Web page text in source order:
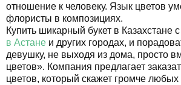
отношение к человеку. Язык цветов
флористы в композициях.
Купить шикарный букет в Казахстане с
в Астане и других городах, и
девушку, не выходя из дома, просто
цветов». Компания предлагает
цветов, который скажет громче любых